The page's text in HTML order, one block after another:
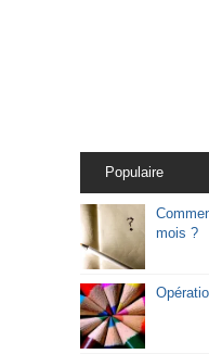
Populaire
mois ?